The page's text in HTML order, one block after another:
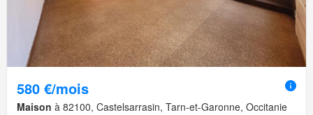
580 €/mois
Maison à 82100, Castelsarrasin, Tarn-et-Garonne, Occitanie